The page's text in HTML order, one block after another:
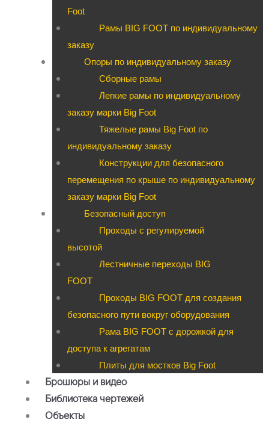
Foot
Рамы BIG FOOT по индивидуальному
заказу
Опоры по индивидуальному заказу
Сборные рамы
Легкие рамы по индивидуальному
заказу марки Big Foot
Тяжелые рамы Big Foot по
индивидуальному заказу
Конструкции для безопасного
перемещения по крыше по индивидуальному
заказу марки Big Foot
Безопасный доступ
Проходы с регулируемой
высотой
Лестничные переходы BIG
FOOT
Проходы BIG FOOT для создания
безопасного пути вокруг оборудования
Рама BIG FOOT с дорожкой для
доступа к агрегатам
Плиты для мостков Big Foot
Брошюры и видео
Библиотека чертежей
Объекты